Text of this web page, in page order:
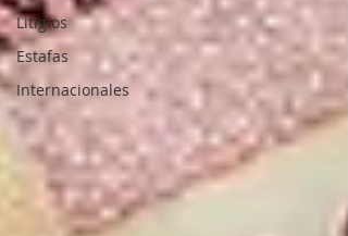
Litigios
Estafas
Internacionales